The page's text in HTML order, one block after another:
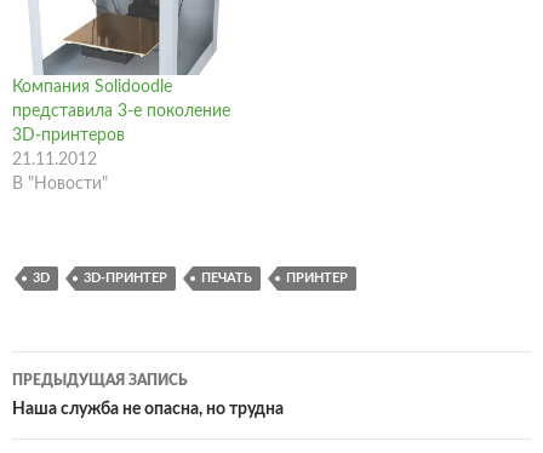
Aficio SP 100, а также из 2-х
многофункциональных
устройств: Aficio SP 100SU
и Aficio SP 100SF
(устройство оснащено
функцией факса).…
Компания Solidoodle
представила 3-е поколение
3D-принтеров
21.11.2012
В "Новости"
3D 3D-ПРИНТЕР ПЕЧАТЬ ПРИНТЕР
Навигация
по
ПРЕДЫДУЩАЯ ЗАПИСЬ
Наша служба не опасна, но трудна